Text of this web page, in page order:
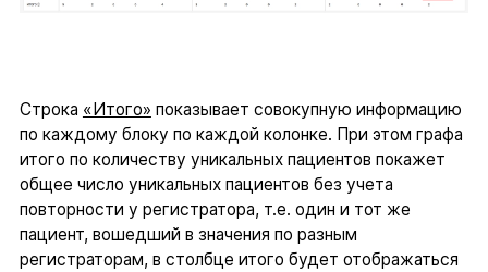
Строка «Итого» показывает совокупную информацию
по каждому блоку по каждой колонке. При этом графа
итого по количеству уникальных пациентов покажет
общее число уникальных пациентов без учета
повторности у регистратора, т.е. один и тот же
пациент, вошедший в значения по разным
регистраторам, в столбце итого будет отображаться